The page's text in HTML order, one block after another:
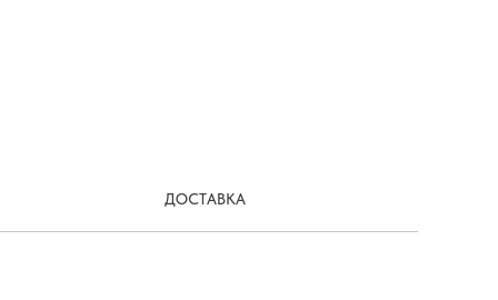
ДОСТАВКА